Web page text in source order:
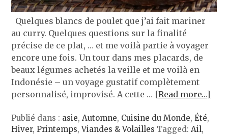
Quelques blancs de poulet que j’ai fait mariner
au curry. Quelques questions sur la finalité
précise de ce plat, … et me voilà partie à voyager
encore une fois. Un tour dans mes placards, de
beaux légumes achetés la veille et me voilà en
Indonésie – un voyage gustatif complètement
personnalisé, improvisé. A cette … [Read more…]
Publié dans : asie,Automne, Cuisine du Monde,Été,
Hiver,Printemps,Viandes & Volailles Tagged:Ail,